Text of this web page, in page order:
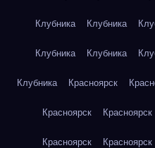
Клубника Клубника
Клубника Клубника
Клубника Красноярск
Красноярск Красноярск
Красноярск Красноярск